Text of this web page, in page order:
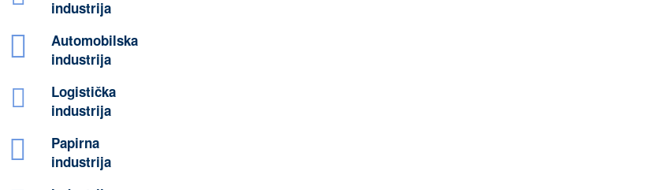
industrija
Automobilska
industrija
Logistička
industrija
Papirna
industrija